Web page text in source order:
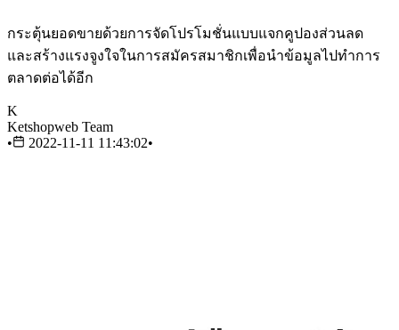
กระตุ้นยอดขายด้วยการจัดโปรโมชั่นแบบแจกคูปองส่วนลด
และสร้างแรงจูงใจในการสมัครสมาชิกเพื่อนำข้อมูลไปทำการ
ตลาดต่อได้อีก
K
Ketshopweb Team
•
2022-11-11 11:43:02•